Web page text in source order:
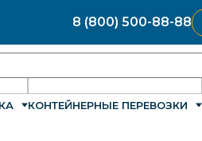
8 (800) 500-88-88
КОНТЕЙНЕРНЫЕ ПЕРЕВОЗКИ